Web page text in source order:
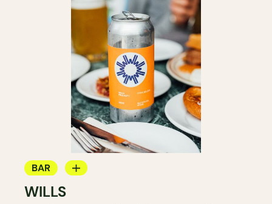
BAR
BAR À VIN
WILLS